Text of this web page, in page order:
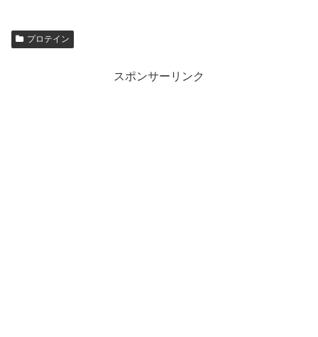
プロテイン
スポンサーリンク